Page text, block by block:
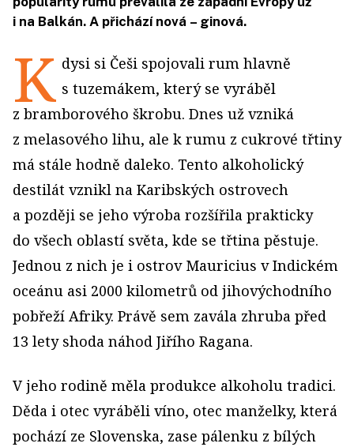
i na Balkán. A přichází nová – ginová.
K dysi si Češi spojovali rum hlavně
s tuzemákem, který se vyráběl
z bramborového škrobu. Dnes už vzniká
z melasového lihu, ale k rumu z cukrové třtiny
má stále hodně daleko. Tento alkoholický
destilát vznikl na Karibských ostrovech
a později se jeho výroba rozšířila prakticky
do všech oblastí světa, kde se třtina pěstuje.
Jednou z nich je i ostrov Mauricius v Indickém
oceánu asi 2000 kilometrů od jihovýchodního
pobřeží Afriky. Právě sem zavála zhruba před
13 lety shoda náhod Jiřího Ragana.
V jeho rodině měla produkce alkoholu tradici.
Děda i otec vyráběli víno, otec manželky, která
pochází ze Slovenska, zase pálenku z bílých